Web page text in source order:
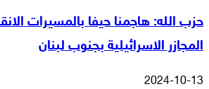
حزب الله: هاجمنا حيفا بالمسيرات
المجازر الاسرائيلية بجنوب لبنان
2024-10-13